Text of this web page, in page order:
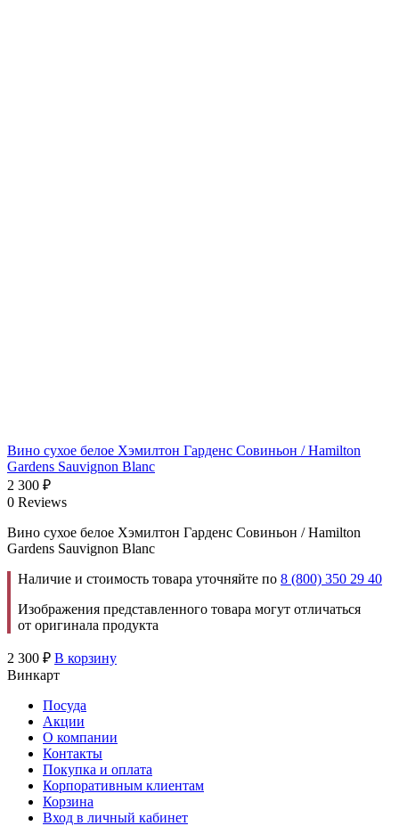
Вино сухое белое Хэмилтон Гарденс Совиньон / Hamilton
Gardens Sauvignon Blanc
2 300 ₽
0 Reviews
Вино сухое белое Хэмилтон Гарденс Совиньон / Hamilton
Gardens Sauvignon Blanc
Наличие и стоимость товара уточняйте по 8 (800) 350 29 40
Изображения представленного товара могут отличаться
от оригинала продукта
2 300 ₽ В корзину
Винкарт
Посуда
Акции
О компании
Контакты
Покупка и оплата
Корпоративным клиентам
Корзина
Вход в личный кабинет